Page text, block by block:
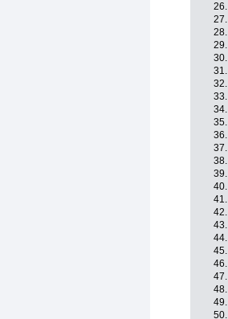
26.
27.
28.
29.
30.
31.
32.
33.
34.
35.
36.
37.
38.
39.
40.
41.
42.
43.
44.
45.
46.
47.
48.
49.
50.